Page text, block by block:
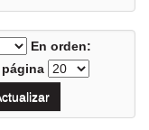
En orden: